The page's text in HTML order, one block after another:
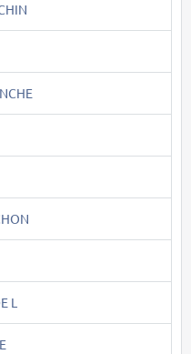
L